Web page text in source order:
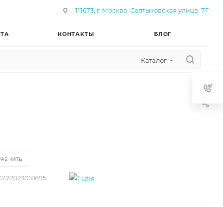
111673, г. Москва, Салтыковская улица, 7Г
КОНТАКТЫ БЛОГ
Каталог